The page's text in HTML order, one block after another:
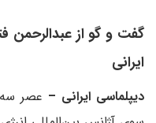
گفت و گو از عبدالرحمن
ایرانی
دیپلماسی ایرانی – عصر